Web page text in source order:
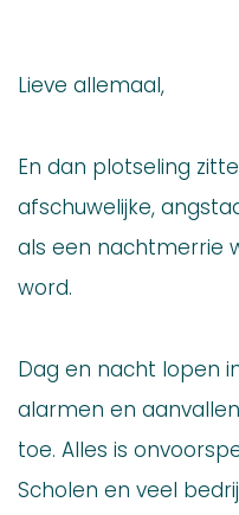
Lieve allemaal,
En dan plotseling
afschuwelijke,
als een nachtmerrie
word.
Dag en nacht lopen
alarmen en
toe. Alles is
Scholen en veel